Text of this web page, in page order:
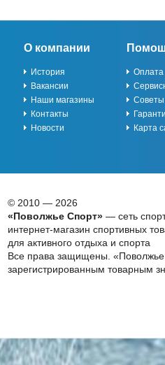
О компании
История
Вакансии
Наши магазины
Контакты
Новости
Оплата
Советы
Карта
© 2010 — 2026
«Поволжье Спорт»— сеть
интернет-магазин спортивных
для активного отдыха и спорта
Все права защищены. «Поволжье
зарегистрированным товарным